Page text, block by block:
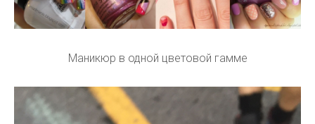
Маникюр в одной цветовой гамме